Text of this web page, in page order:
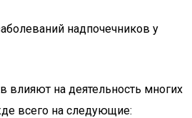
надпочечников у
влияют на деятельность многих
всего на следующие: